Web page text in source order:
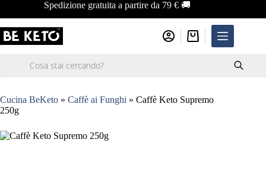
contenuto
Spedizione gratuita a partire da 79 € 🚚
Carrello
Cucina BeKeto » Caffè ai Funghi » Caffè Keto Supremo
250g